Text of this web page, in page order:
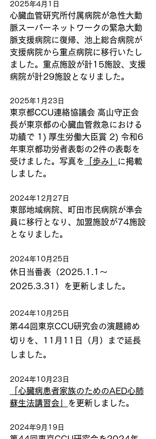
2025年4月1日
心臓血管研究所付属病院が急性大動
脈スーパーネットワークの緊急大動
脈支援病院に復帰、池上総合病院が
支援病院から重点病院に移行いたし
ました。重点施設が計15施設、支援
病院が計29施設となりました。
2025年1月23日
東京都CCU連絡協議会 高山守正会
長が東京都の心臓血管救急における
功績で 1) 厚生労働大臣賞 2) 令和6
年東京都功労者表彰の2件の表彰を
受けました。写真を 「歩み」
に掲載
しました。
2024年12月27日
東部地域病院、町田市民病院が準会
員に移行となり、加盟施設が74施設
となりました。
2024年10月25日
休日当番表（2025.1.1～
2025.3.31）を更新しました。
2024年10月25日
第44回東京CCU研究会の演題締め
切りを、11月11日（月）まで延長
しました。
2024年10月23日
「心臓病患者家族のためのAED心肺
蘇生法講習会」
を更新しました。
2024年9月19日